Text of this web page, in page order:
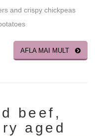
and crispy chickpeas
AFLA MAI MULT
beef,
aged